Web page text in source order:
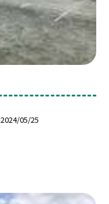
2024/05/25